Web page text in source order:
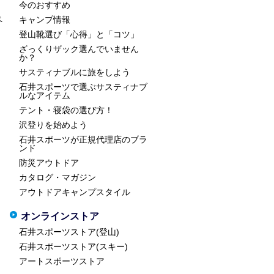
今のおすすめ
キャンプ情報
登山靴選び「心得」と「コツ」
ざっくりザック選んでいません
か？
サスティナブルに旅をしよう
石井スポーツで選ぶサスティナブ
ルなアイテム
テント・寝袋の選び方！
沢登りを始めよう
石井スポーツが正規代理店のブラ
ンド
防災アウトドア
カタログ・マガジン
アウトドアキャンプスタイル
オンラインストア
石井スポーツストア(登山)
石井スポーツストア(スキー)
アートスポーツストア